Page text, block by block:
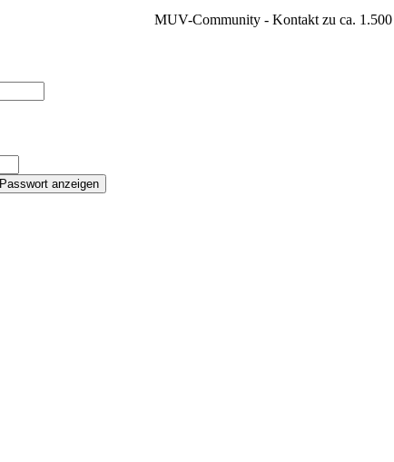
MUV-Community - Kontakt zu ca. 1.500
Passwort anzeigen